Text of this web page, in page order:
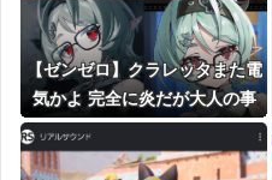
【ゼンゼロ】クラレッタまた電
気かよ 完全に炎だが大人の事
情で電気になったな